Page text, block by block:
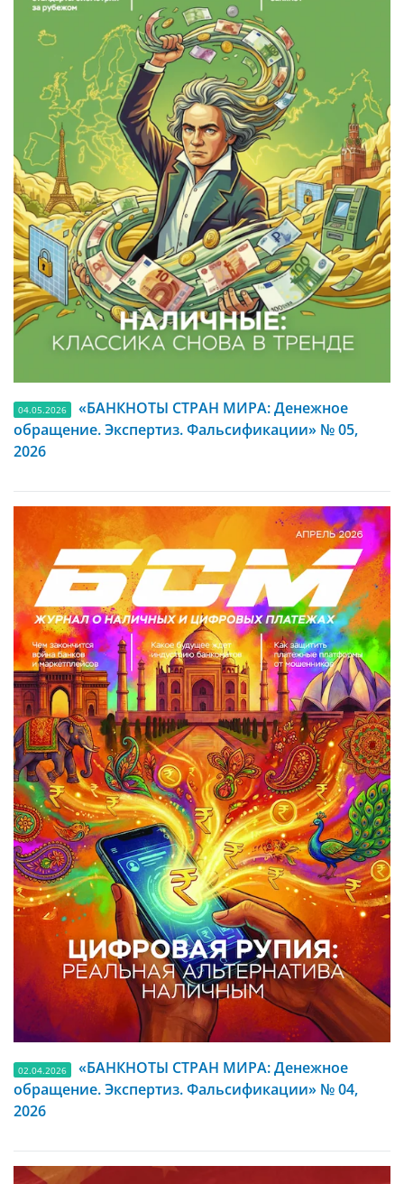
04.05.2026
«БАНКНОТЫ СТРАН МИРА: Денежное
обращение. Экспертиз. Фальсификации» № 05,
2026
02.04.2026
«БАНКНОТЫ СТРАН МИРА: Денежное
обращение. Экспертиз. Фальсификации» № 04,
2026